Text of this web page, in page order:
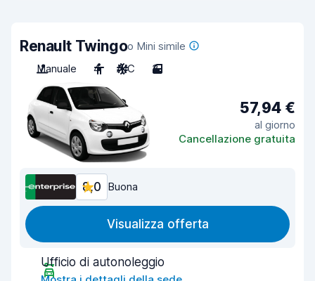
Renault Twingoo Mini simile
Manuale
4 A/C 3
57,94 €
al giorno
Cancellazione gratuita
8,0 Buona
Visualizza offerta
Ufficio di autonoleggio